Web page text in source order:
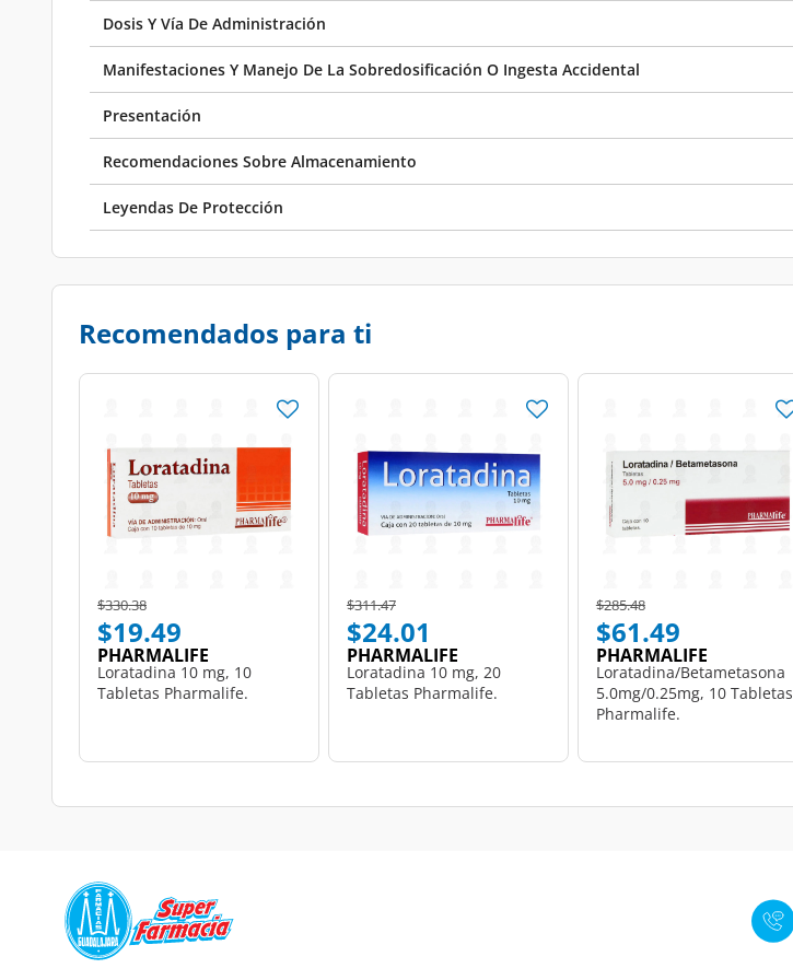
Dosis Y Vía De Administración
Manifestaciones Y Manejo De La Sobredosificación O Ingesta Accidental
Presentación
Recomendaciones Sobre Almacenamiento
Leyendas De Protección
Recomendados para ti
Price reduced from
$330.38to
$19.49
PHARMALIFE
Loratadina 10 mg, 10
Tabletas Pharmalife.
Price reduced from
$311.47to
$24.01
PHARMALIFE
Loratadina 10 mg, 20
Tabletas Pharmalife.
Price reduced from
$285.48to
$61.49
PHARMALIFE
Loratadina/Betametasona
5.0mg/0.25mg, 10 Tabletas
Pharmalife.